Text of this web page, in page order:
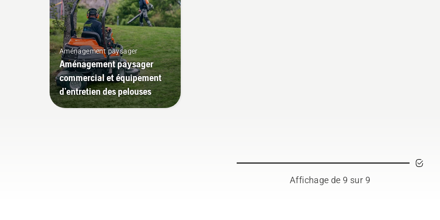
Aménagement paysager
Aménagement paysager
commercial et équipement
d’entretien des pelouses
Affichage de 9 sur 9